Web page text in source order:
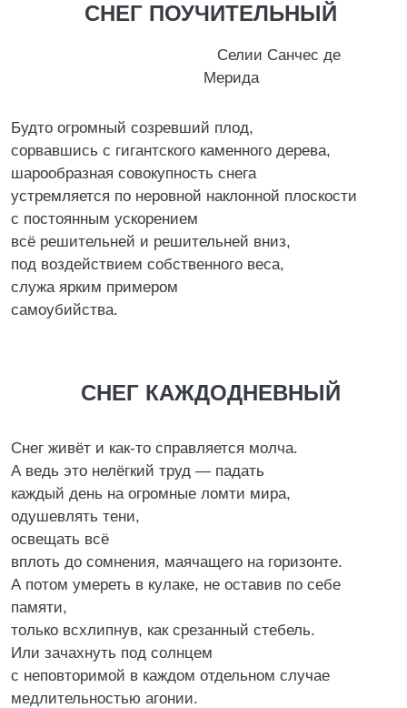
СНЕГ ПОУЧИТЕЛЬНЫЙ
Селии Санчес де
Мерида
Будто огромный созревший плод,
сорвавшись с гигантского каменного дерева,
шарообразная совокупность снега
устремляется по неровной наклонной плоскости
с постоянным ускорением
всё решительней и решительней вниз,
под воздействием собственного веса,
служа ярким примером
самоубийства.
СНЕГ КАЖДОДНЕВНЫЙ
Снег живёт и как-то справляется молча.
А ведь это нелёгкий труд — падать
каждый день на огромные ломти мира,
одушевлять тени,
освещать всё
вплоть до сомнения, маячащего на горизонте.
А потом умереть в кулаке, не оставив по себе
памяти,
только всхлипнув, как срезанный стебель.
Или зачахнуть под солнцем
с неповторимой в каждом отдельном случае
медлительностью агонии.